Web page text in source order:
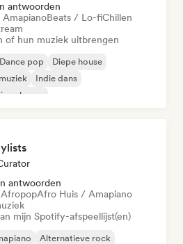
antwoorden
Beats / Lo-fiChillen
of hun muziek uitbrengen
Dance pop
Diepe house
Indie dans
house
antwoorden
Afro Huis / Amapiano
mijn Spotify-afspeellijst(en)
Alternatieve rock